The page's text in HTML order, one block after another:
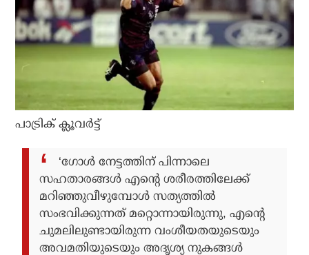
പാട്രിക് ക്ലൂവര്‍ട്ട്
‘ഗോള്‍ നേട്ടത്തിന് പിന്നാലെ
സഹതാരങ്ങള്‍ എന്റെ ശരീരത്തിലേക്ക്
മറിഞ്ഞുവീഴുമ്പോള്‍ സത്യത്തില്‍
സംഭവിക്കുന്നത് മറ്റൊന്നായിരുന്നു, എന്റെ
ചുമലിലുണ്ടായിരുന്ന വംശീയതയുടെയും
അവമതിയുടെയും അദൃശ്യ നുകങ്ങള്‍